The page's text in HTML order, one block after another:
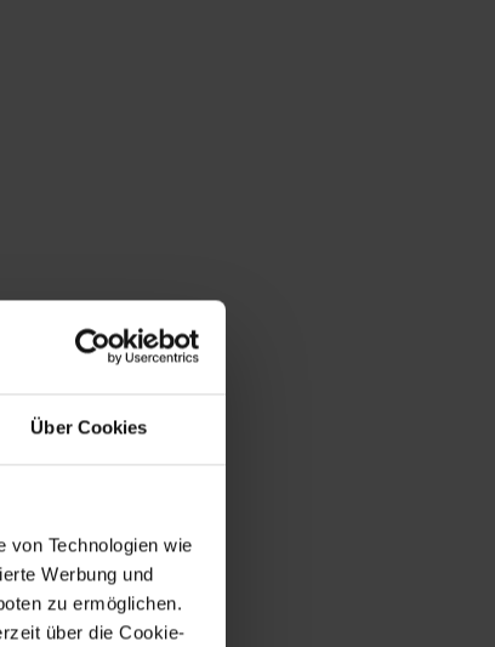
Über Cookies
Technologien wie
Werbung und
zu ermöglichen.
über die Cookie-